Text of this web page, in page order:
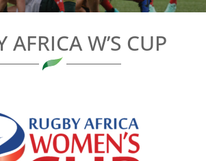
AFRICA W’S CUP